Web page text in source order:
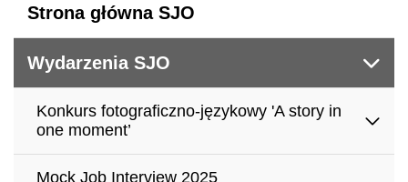
Strona główna SJO
Wydarzenia SJO
Konkurs fotograficzno-językowy 'A story in
one moment’
Mock Job Interview 2025